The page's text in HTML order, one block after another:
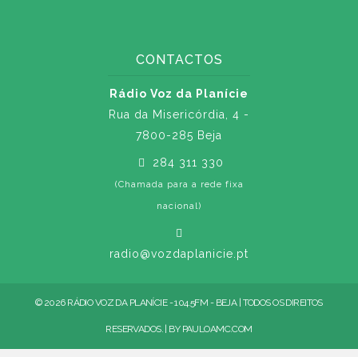
CONTACTOS
Rádio Voz da Planície
Rua da Misericórdia, 4 -
7800-285 Beja
284 311 330
(Chamada para a rede fixa
nacional)
radio@vozdaplanicie.pt
© 2026 RÁDIO VOZ DA PLANÍCIE - 104.5FM - BEJA | TODOS OS DIREITOS
RESERVADOS. | BY PAULOAMC.COM